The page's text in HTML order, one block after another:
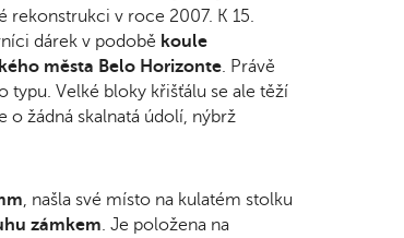
v roce 2007. K 15.
dárek v podobě koule
města Belo Horizonte. Právě
Velké bloky křišťálu se ale těží
o žádná skalnatá údolí, nýbrž
, našla své místo na kulatém stolku
zámkem. Je položena na